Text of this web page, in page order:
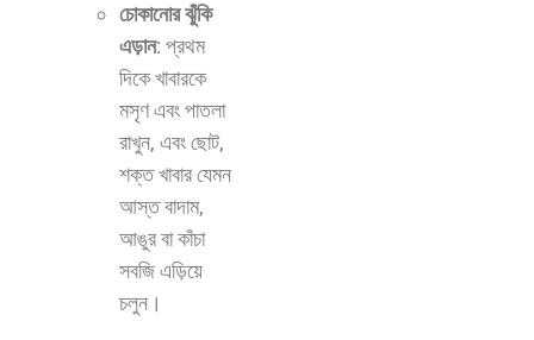
চোকানোর ঝুঁকি
এড়ান: প্রথম
দিকে খাবারকে
মসৃণ এবং পাতলা
রাখুন, এবং ছোট,
শক্ত খাবার যেমন
আস্ত বাদাম,
আঙুর বা কাঁচা
সবজি এড়িয়ে
চলুন।